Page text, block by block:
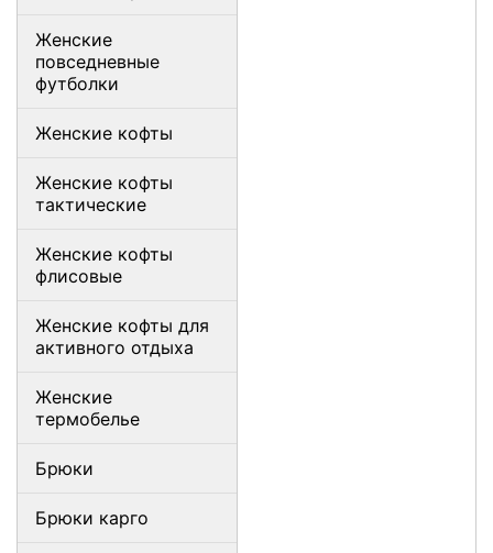
Женские
повседневные
футболки
Женские кофты
Женские кофты
тактические
Женские кофты
флисовые
Женские кофты для
активного отдыха
Женские
термобелье
Брюки
Брюки карго